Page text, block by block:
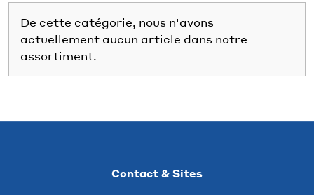
De cette catégorie, nous n'avons
actuellement aucun article dans notre
assortiment.
Contact & Sites